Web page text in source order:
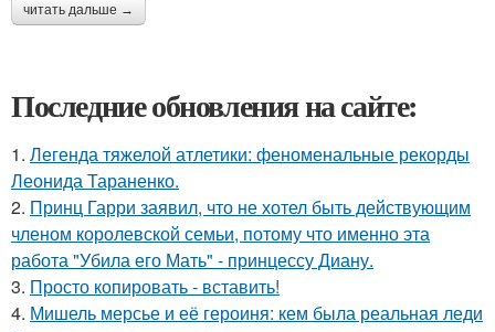
читать дальше →
Последние обновления на сайте:
1. Легенда тяжелой атлетики: феноменальные рекорды
Леонида Тараненко.
2. Принц Гарри заявил, что не хотел быть действующим
членом королевской семьи, потому что именно эта
работа "Убила его Мать" - принцессу Диану.
3. Просто копировать - вставить!
4. Мишель мерсье и её героиня: кем была реальная леди